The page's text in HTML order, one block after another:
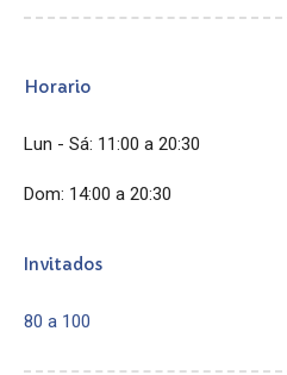
Horario
Lun - Sá: 11:00 a 20:30
Dom: 14:00 a 20:30
Invitados
80 a 100